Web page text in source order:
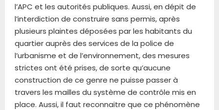
l’APC et les autorités publiques. Aussi, en dépit de
l’interdiction de construire sans permis, après
plusieurs plaintes déposées par les habitants du
quartier auprès des services de la police de
l’urbanisme et de l’environnement, des mesures
strictes ont été prises, de sorte qu’aucune
construction de ce genre ne puisse passer à
travers les mailles du système de contrôle mis en
place. Aussi, il faut reconnaitre que ce phénomène